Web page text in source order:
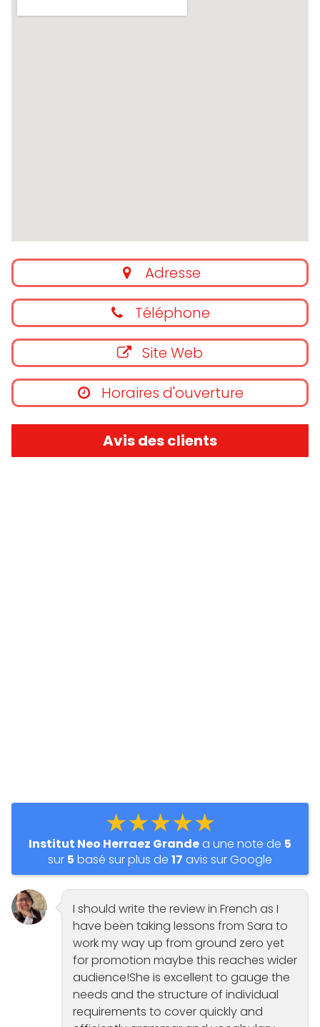
Adresse
Téléphone
Site Web
Horaires d'ouverture
Avis des clients
★★★★★
Institut Neo Herraez Grandea une note de 5
sur 5 basé sur plus de 17 avis sur Google
I should write the review in French as I
have been taking lessons from Sara to
work my way up from ground zero yet
for promotion maybe this reaches wider
audience!She is excellent to gauge the
needs and the structure of individual
requirements to cover quickly and